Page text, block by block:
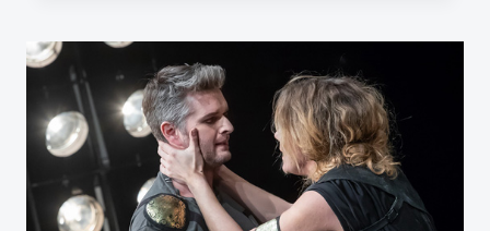
У
СРПСКОМ
НАРОДНОМ
ПОЗОРИШТУ